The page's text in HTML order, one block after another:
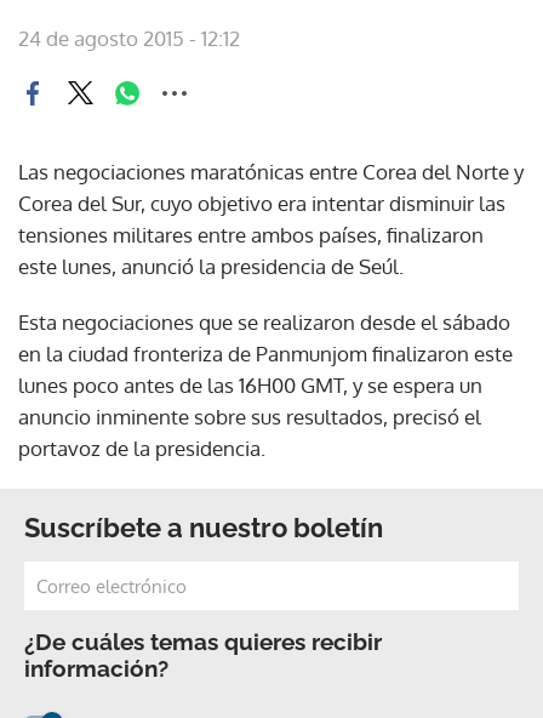
24 de agosto 2015 - 12:12
Las negociaciones maratónicas entre Corea del Norte y
Corea del Sur, cuyo objetivo era intentar disminuir las
tensiones militares entre ambos países, finalizaron
este lunes, anunció la presidencia de Seúl.
Esta negociaciones que se realizaron desde el sábado
en la ciudad fronteriza de Panmunjom finalizaron este
lunes poco antes de las 16H00 GMT, y se espera un
anuncio inminente sobre sus resultados, precisó el
portavoz de la presidencia.
Suscríbete a nuestro boletín
¿De cuáles temas quieres recibir
información?